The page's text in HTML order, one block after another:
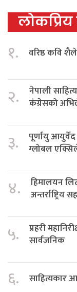
१. वरिष्ठ कवि
२.
नेपाली
कंग्रेसको
३.
पूर्णायु
ग्लोबल
४.
हिमालयन
अन्तर्राष्ट्रिय
५.
प्रहरी
सार्वजनिक
६. साहित्यकार